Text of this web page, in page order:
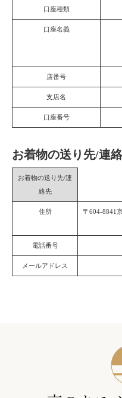
口座種類
口座名義
店番号
支店名
口座番号
お着物の送り先/連
お着物の送り先/連
絡先
住所 〒604-8841
電話番号
メールアドレス